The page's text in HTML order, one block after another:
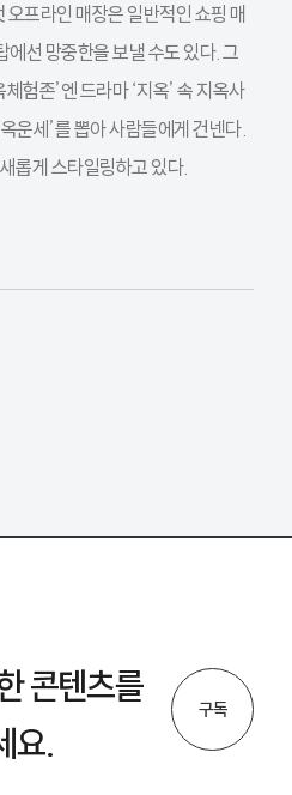
프라인 매장은 일반적인 쇼핑 매
선 망중한을 보낼 수도 있다. 그
험존’엔 드라마 ‘지옥’ 속 지옥사
운세’를 뽑아 사람들에게 건넨다.
롭게 스타일링하고 있다.
콘텐츠를
요.
구독